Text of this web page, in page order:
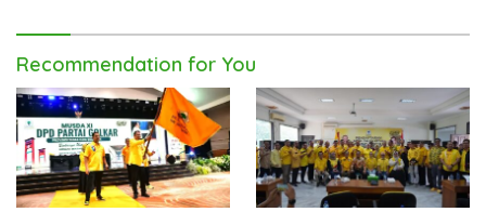
Recommendation for You